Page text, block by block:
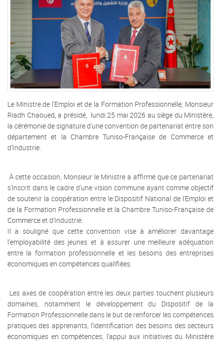
Le Ministre de l’Emploi et de la Formation Professionnelle, Monsieur
Riadh Chaoued, a présidé, lundi 25 mai 2026 au siège du Ministère,
la cérémonie de signature d’une convention de partenariat entre son
département et la Chambre Tuniso-Française de Commerce et
d’Industrie.
À cette occasion, Monsieur le Ministre a affirmé que ce partenariat
s’inscrit dans le cadre d’une vision commune ayant comme objectif
de soutenir la coopération entre le Dispositif National de l’Emploi et
de la Formation Professionnelle et la Chambre Tuniso-Française de
Commerce et d’Industrie.
Il a souligné que cette convention vise à améliorer davantage
l’employabilité des jeunes et à assurer une meilleure adéquation
entre la formation professionnelle et les besoins des entreprises
économiques en compétences qualifiées.
Les axes de coopération entre les deux parties touchent plusieurs
domaines, notamment le développement du Dispositif de la
Formation Professionnelle dans le but de renforcer les compétences
pratiques des apprenants, l’identification des besoins des secteurs
économiques en compétences, l’appui aux initiatives du Ministère